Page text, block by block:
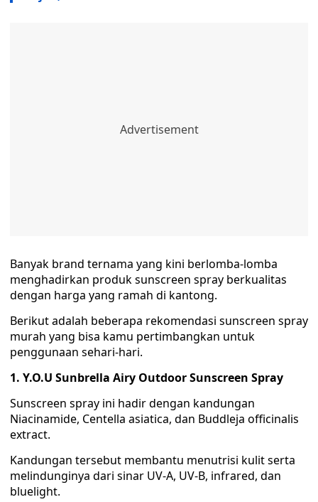
Banyak brand ternama yang kini berlomba-lomba
menghadirkan produk sunscreen spray berkualitas
dengan harga yang ramah di kantong.
Berikut adalah beberapa rekomendasi sunscreen spray
murah yang bisa kamu pertimbangkan untuk
penggunaan sehari-hari.
1. Y.O.U Sunbrella Airy Outdoor Sunscreen Spray
Sunscreen spray ini hadir dengan kandungan
Niacinamide, Centella asiatica, dan Buddleja officinalis
extract.
Kandungan tersebut membantu menutrisi kulit serta
melindunginya dari sinar UV-A, UV-B, infrared, dan
bluelight.